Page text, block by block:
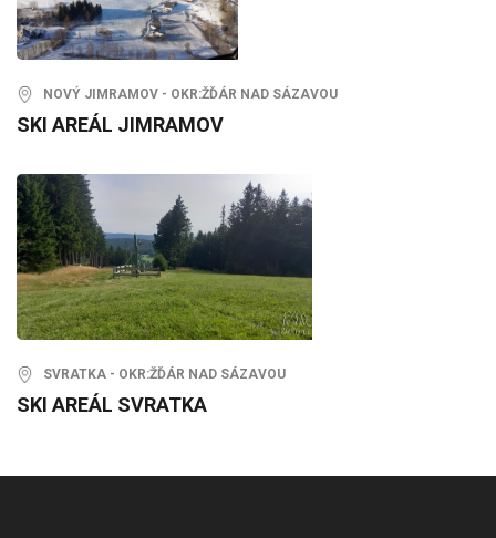
NOVÝ JIMRAMOV - OKR:ŽĎÁR NAD SÁZAVOU
SKI AREÁL JIMRAMOV
SVRATKA - OKR:ŽĎÁR NAD SÁZAVOU
SKI AREÁL SVRATKA